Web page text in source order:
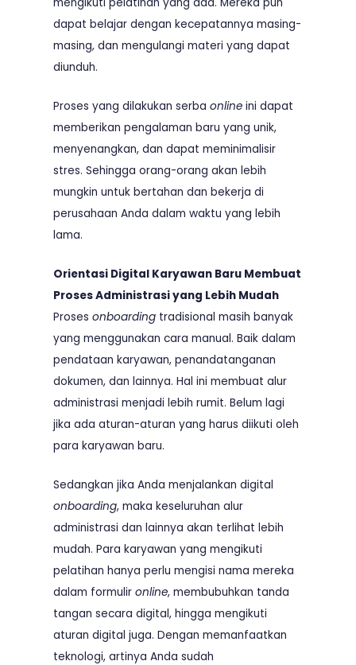
dapat belajar dengan kecepatannya masing-
masing, dan mengulangi materi yang dapat
diunduh.
Proses yang dilakukan serba online ini dapat
memberikan pengalaman baru yang unik,
menyenangkan, dan dapat meminimalisir
stres. Sehingga orang-orang akan lebih
mungkin untuk bertahan dan bekerja di
perusahaan Anda dalam waktu yang lebih
lama.
Orientasi Digital Karyawan Baru Membuat
Proses Administrasi yang Lebih Mudah
Proses onboarding tradisional masih banyak
yang menggunakan cara manual. Baik dalam
pendataan karyawan, penandatanganan
dokumen, dan lainnya. Hal ini membuat alur
administrasi menjadi lebih rumit. Belum lagi
jika ada aturan-aturan yang harus diikuti oleh
para karyawan baru.
Sedangkan jika Anda menjalankan digital
onboarding, maka keseluruhan alur
administrasi dan lainnya akan terlihat lebih
mudah. Para karyawan yang mengikuti
pelatihan hanya perlu mengisi nama mereka
dalam formulir online, membubuhkan tanda
tangan secara digital, hingga mengikuti
aturan digital juga. Dengan memanfaatkan
teknologi, artinya Anda sudah